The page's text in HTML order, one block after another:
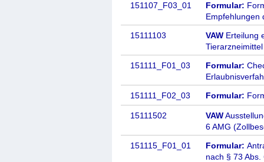
151107_F03_01
Formular:
Empfehlungen
15111103
VAW Erteilung
Tierarzneimittel
151111_F01_03
Formular:
151111_F02_03
Formular:
15111502 VAW
6 AMG
151115_F01_01
Formular:
nach § 73